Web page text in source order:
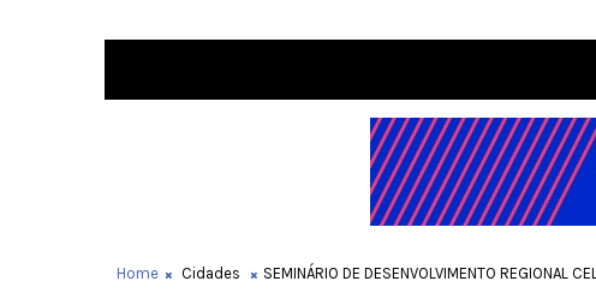
Home Cidades SEMINÁRIO DE DESENVOLVIMENTO REGIONAL